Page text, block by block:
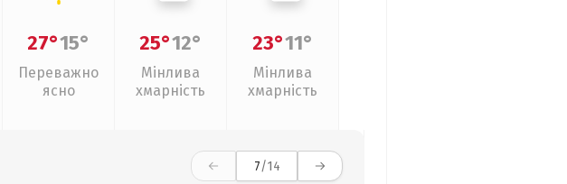
27°15°
Переважно
ясно
25°12°
Мінлива
хмарність
23°11°
Мінлива
хмарність
7/14